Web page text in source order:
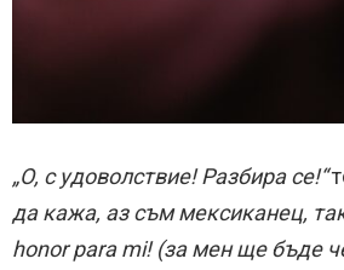
„О, с удоволствие! Разбира се!“
да кажа, аз съм мексиканец,
honor para mi! (за мен ще бъде